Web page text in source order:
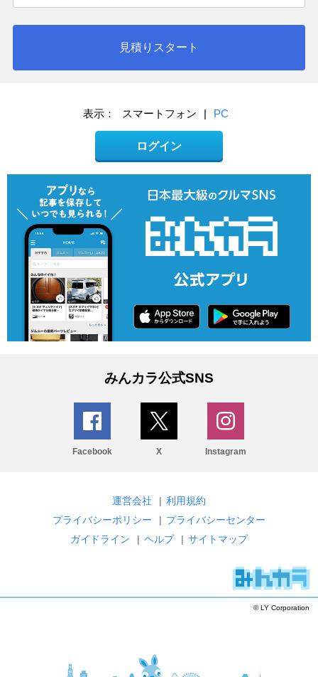
見積りスタート
表示： スマートフォン PC
ログイン
みんカラ公式SNS
Facebook X Instagram
運営会社 | 利用規約
プライバシーポリシー
| プライバシーセンター
ガイドライン
| ヘルプ | サイトマップ
© LY Corporation